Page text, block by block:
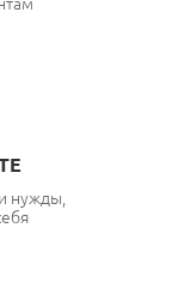
нужды,